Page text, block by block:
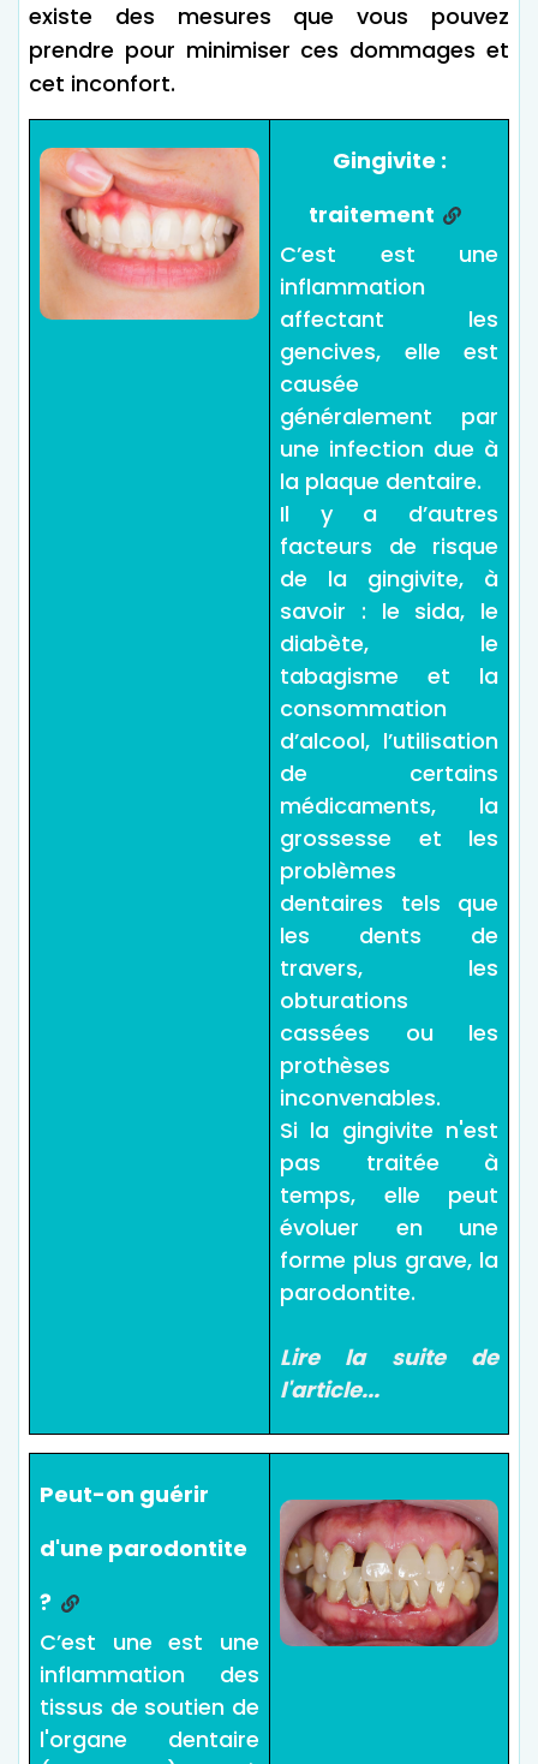
existe des mesures que vous pouvez
prendre pour minimiser ces dommages et
cet inconfort.
Gingivite :
traitement
C’est est une
inflammation
affectant les
gencives, elle est
causée
généralement par
une infection due à
la plaque dentaire.
Il y a d’autres
facteurs de risque
de la gingivite, à
savoir : le sida, le
diabète, le
tabagisme et la
consommation
d’alcool, l’utilisation
de certains
médicaments, la
grossesse et les
problèmes
dentaires tels que
les dents de
travers, les
obturations
cassées ou les
prothèses
inconvenables.
Si la gingivite n'est
pas traitée à
temps, elle peut
évoluer en une
forme plus grave, la
parodontite.
Lire la suite de
l'article...
Peut-on guérir
d'une parodontite
?
C’est une est une
inflammation des
tissus de soutien de
l'organe dentaire